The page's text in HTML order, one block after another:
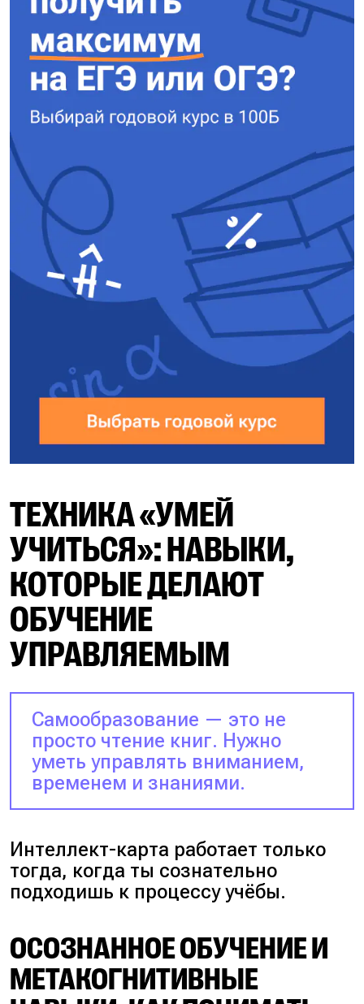
ТЕХНИКА «УМЕЙ
УЧИТЬСЯ»: НАВЫКИ,
КОТОРЫЕ ДЕЛАЮТ
ОБУЧЕНИЕ
УПРАВЛЯЕМЫМ
Самообразование — это не
просто чтение книг. Нужно
уметь управлять вниманием,
временем и знаниями.
Интеллект-карта работает только
тогда, когда ты сознательно
подходишь к процессу учёбы.
ОСОЗНАННОЕ ОБУЧЕНИЕ И
МЕТАКОГНИТИВНЫЕ